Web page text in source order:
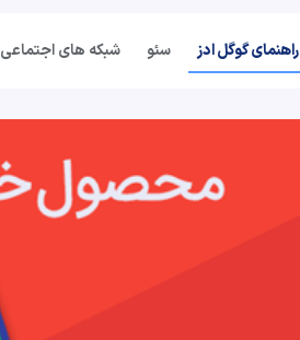
راهنمای گوگل ادز سئو شبکه های اجتماعی